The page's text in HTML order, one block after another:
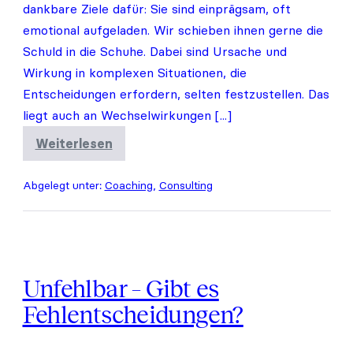
dankbare Ziele dafür: Sie sind einprägsam, oft
emotional aufgeladen. Wir schieben ihnen gerne die
Schuld in die Schuhe. Dabei sind Ursache und
Wirkung in komplexen Situationen, die
Entscheidungen erfordern, selten festzustellen. Das
liegt auch an Wechselwirkungen [...]
Weiterlesen
Warum
wir
Fehlerkultur
–
Abgelegt unter: Coaching, Consulting
Unfehlbar – Gibt es
Fehlentscheidungen?